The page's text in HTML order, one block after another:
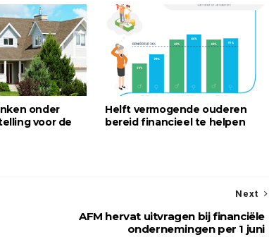
onder
voor de
Helft vermogende ouderen
bereid financieel te helpen
Next
AFM hervat uitvragen bij financiële
ondernemingen per 1 juni